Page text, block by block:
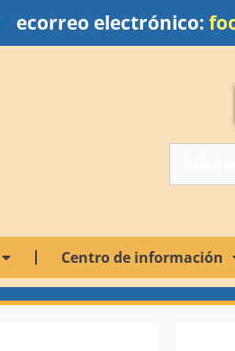
ecorreo electrónico:
Centro de información